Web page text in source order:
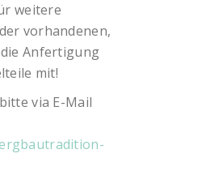
weitere
vorhandenen,
Anfertigung
mit!
via E-Mail